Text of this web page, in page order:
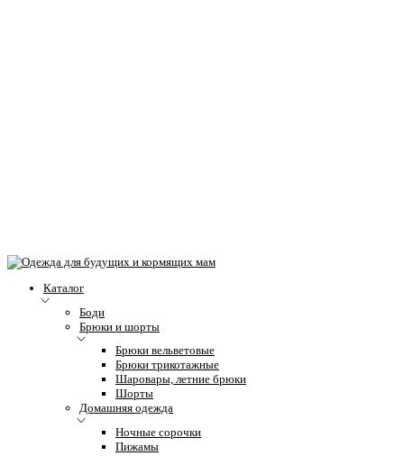
Каталог
Боди
Брюки и шорты
Брюки вельветовые
Брюки трикотажные
Шаровары, летние брюки
Шорты
Домашняя одежда
Ночные сорочки
Пижамы